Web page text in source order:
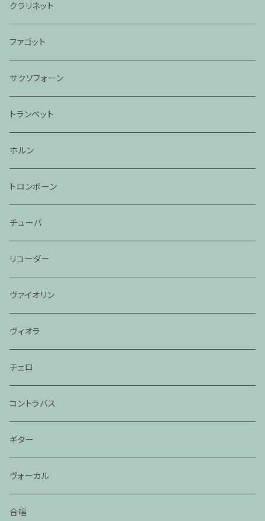
クラリネット
ファゴット
サクソフォーン
トランペット
ホルン
トロンボーン
チューバ
リコーダー
ヴァイオリン
ヴィオラ
チェロ
コントラバス
ギター
ヴォーカル
合唱